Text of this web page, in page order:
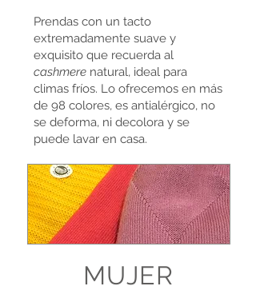
Prendas con un tacto
extremadamente suave y
exquisito que recuerda al
cashmere natural, ideal para
climas fríos. Lo ofrecemos en más
de 98 colores, es antialérgico, no
se deforma, ni decolora y se
puede lavar en casa.
MUJER